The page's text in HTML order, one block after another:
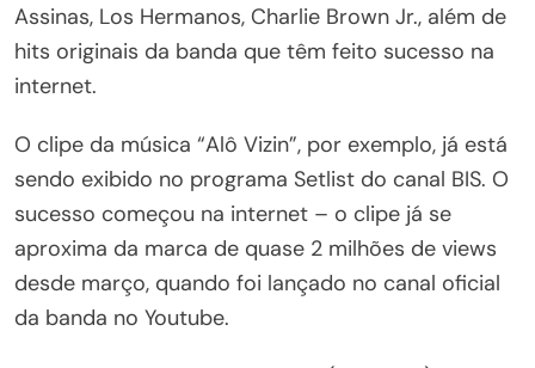
Assinas, Los Hermanos, Charlie Brown Jr., além de
hits originais da banda que têm feito sucesso na
internet.
O clipe da música “Alô Vizin”, por exemplo, já está
sendo exibido no programa Setlist do canal BIS. O
sucesso começou na internet – o clipe já se
aproxima da marca de quase 2 milhões de views
desde março, quando foi lançado no canal oficial
da banda no Youtube.